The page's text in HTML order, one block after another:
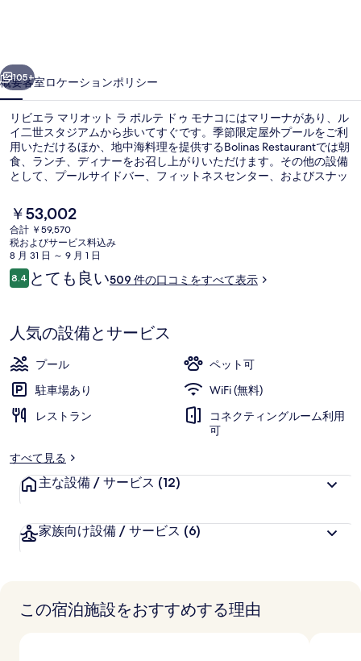
ッ
ト
ラ
ポ
ル
テ
ド
ゥ
モ
コ
の
写
真
ャ
次へ
105+
概要客室ロケーションポリシー
リビエラ マリオット ラ ポルテ ドゥ モナコにはマリーナがあり、ル
イ二世スタジアムから歩いてすぐです。季節限定屋外プールをご利
用いただけるほか、地中海料理を提供するBolinas Restaurantでは朝
食、ランチ、ディナーをお召し上がりいただけます。その他の設備
として、プールサイドバー、フィットネスセンター、およびスナッ
います。
現
在
の
料
金
は
す
￥53,002
合計 ￥59,570
税およびサービス料込み
8 月 31 日 ～ 9 月 1 日
口
コ
8.410段階中8.4
とても良い509 件の口コミをすべて表示
人気の設備とサービス
プール
ペット可
駐車場あり
WiFi (無料)
レストラン
コネクティングルーム利用
可
すべて見る
主な設備 / サービス (12)
家族向け設備 / サービス (6)
この宿泊施設をおすすめする理由